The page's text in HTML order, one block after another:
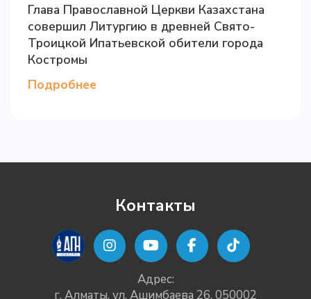
Глава Православной Церкви Казахстана
совершил Литургию в древней Свято-
Троицкой Ипатьевской обители города
Костромы
Подробнее
Контакты
Адрес:
г. Алматы, ул. Ашимбаева 26, 050002